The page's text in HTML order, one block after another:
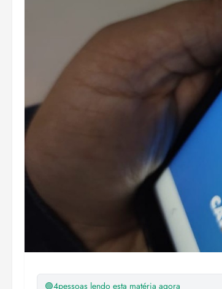
🟢4pessoas lendo esta matéria agora